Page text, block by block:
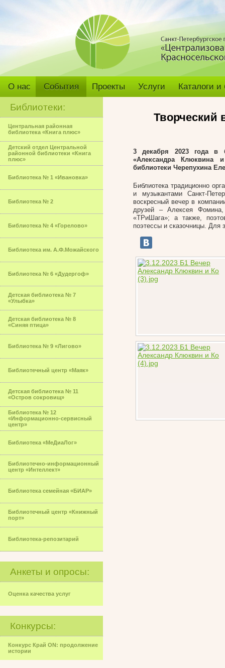
О нас События Проекты Услуги Каталоги
Библиотеки:
Центральная районная
библиотека «Книга плюс»
Детский отдел Центральной
районной библиотеки «Книга
плюс»
Библиотека № 1 «Ивановка»
Библиотека № 2
Библиотека № 4 «Горелово»
Библиотека им. А.Ф.Можайского
Библиотека № 6 «Дудергоф»
Детская библиотека № 7
«Улыбка»
Детская библиотека № 8
«Синяя птица»
Библиотека № 9 «Лигово»
Библиотечный центр «Маяк»
Детская библиотека № 11
«Остров сокровищ»
Библиотека № 12
«Информационно-сервисный
центр»
Библиотека «МеДиаЛог»
Библиотечно-информационный
центр «Интеллект»
Библиотека семейная «БИАР»
Библиотечный центр «Книжный
порт»
Библиотека-репозитарий
Анкеты и опросы:
Оценка качества услуг
Конкурсы:
Конкурс Край ON: продолжение
истории
Творческий
3 декабря 2023 года в
«Александра Клюквина
библиотеки Черепухина
Библиотека традиционно
и музыкантами Санкт-
воскресный вечер в
друзей – Алексея
«ТРиШага»; а также,
поэтессы и сказочницы. Для